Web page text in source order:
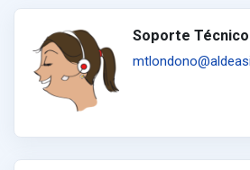
Soporte Técnico